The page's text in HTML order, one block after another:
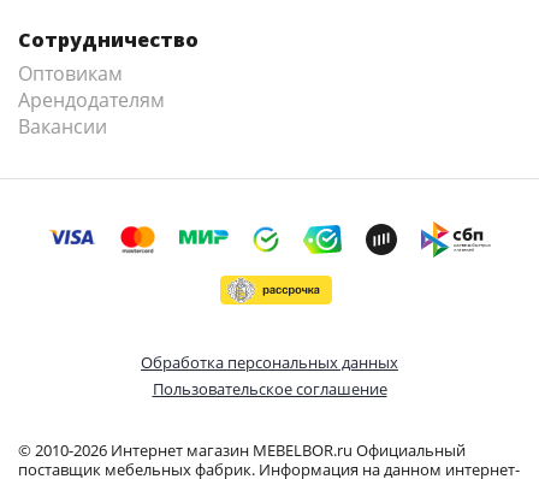
Сотрудничество
Оптовикам
Арендодателям
Вакансии
© 2010-2026 Интернет магазин MEBELBOR.ru Официальный
поставщик мебельных фабрик. Информация на данном интернет-
Обработка персональных данных
Пользовательское соглашение